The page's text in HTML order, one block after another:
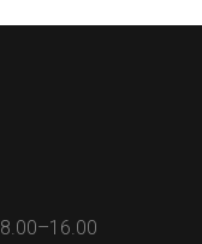
8.00–16.00